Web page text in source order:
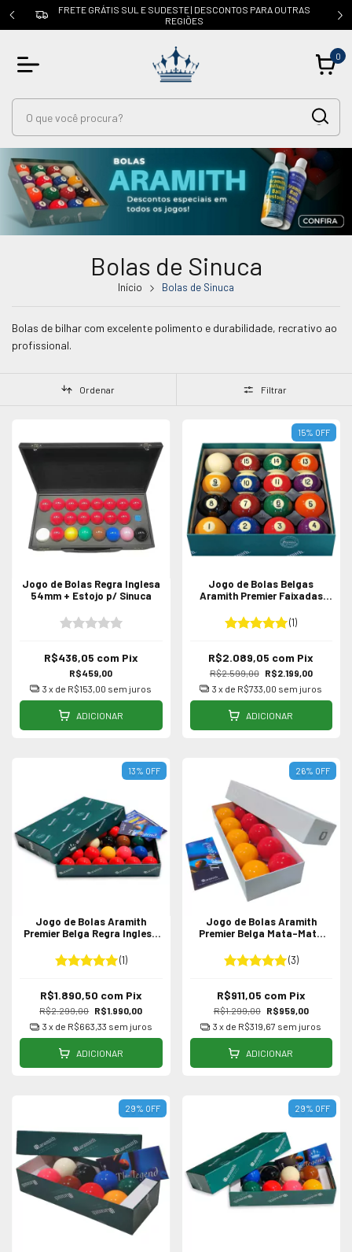
CUPOM: PRIMEIRACOMPRA | 5% OFF na 1ª compra
0
Bolas de Sinuca
Início Bolas de Sinuca
Bolas de bilhar com excelente polimento e durabilidade, recrativo ao
profissional.
Ordenar Filtrar
Jogo de Bolas Regra Inglesa
54mm + Estojo p/ Sinuca
R$459,00
R$436,05 com Pix
3 x de R$153,00 sem juros
ADICIONAR
15% OFF
Jogo de Bolas Belgas
Aramith Premier Faixadas
54mm
(1)
R$2.599,00 R$2.199,00
R$2.089,05 com Pix
3 x de R$733,00 sem juros
ADICIONAR
13% OFF
Jogo de Bolas Aramith
Premier Belga Regra Inglesa
(1)
R$2.299,00 R$1.990,00
R$1.890,50 com Pix
3 x de R$663,33 sem juros
ADICIONAR
26% OFF
Jogo de Bolas Aramith
Premier Belga Mata-Mata
(3)
R$1.299,00 R$959,00
R$911,05 com Pix
3 x de R$319,67 sem juros
ADICIONAR
29% OFF 29% OFF